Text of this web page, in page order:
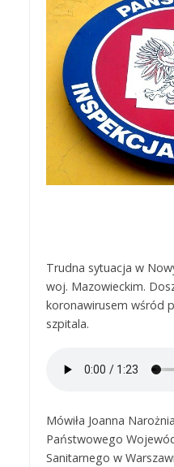
Trudna sytuacja w
woj. Mazowieckim.
koronawirusem wśród
szpitala.
Mówiła Joanna
Państwowego
Sanitarnego w